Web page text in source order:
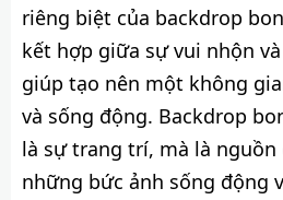
riêng biệt của backdrop
kết hợp giữa sự vui nhộn
giúp tạo nên một không
và sống động. Backdrop
là sự trang trí, mà là nguồn
những bức ảnh sống động